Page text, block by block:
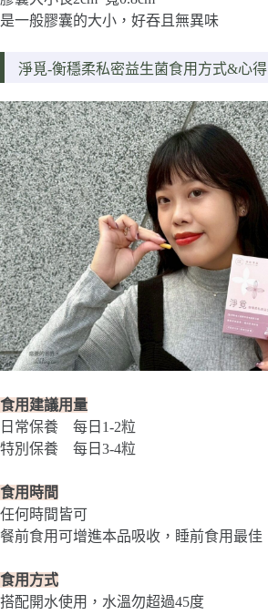
是一般膠囊的大小，好吞且無異味
淨覓-衡穩柔私密益生菌食用方式&心得
食用建議用量
日常保養 每日1-2粒
特別保養 每日3-4粒
食用時間
任何時間皆可
餐前食用可增進本品吸收，睡前食用最佳
食用方式
搭配開水使用，水溫勿超過45度